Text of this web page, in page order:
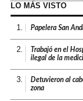
LO MÁS VISTO
1. Papelera San
2.
Trabajó en el
ilegal de la
3.
Detuvieron al
zona